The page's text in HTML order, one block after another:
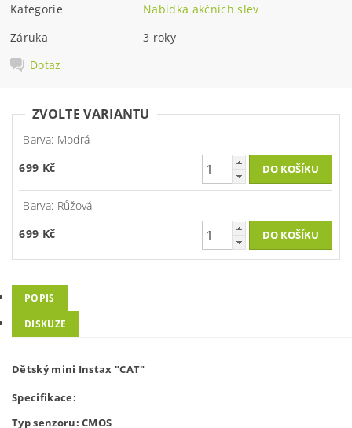
Kategorie
Nabídka akčních slev
Záruka
3 roky
Dotaz
ZVOLTE VARIANTU
Barva: Modrá
699 Kč
Barva: Růžová
699 Kč
POPIS
DISKUZE
Dětský mini Instax "CAT"
Specifikace:
Typ senzoru: CMOS